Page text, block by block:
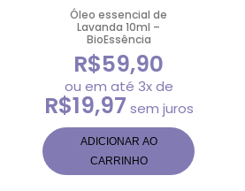
Óleo essencial de
Lavanda 10ml –
BioEssência
R$59,90
ou em até 3x de
R$19,97 sem juros
ADICIONAR AO
CARRINHO